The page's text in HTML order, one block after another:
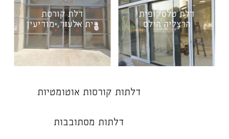
דלת טלסקופית
הרצליה הילס
דלת קורסת
בית אלעזר, מודיעין
דלתות קורסות אוטומטיות
דלתות מסתובבות